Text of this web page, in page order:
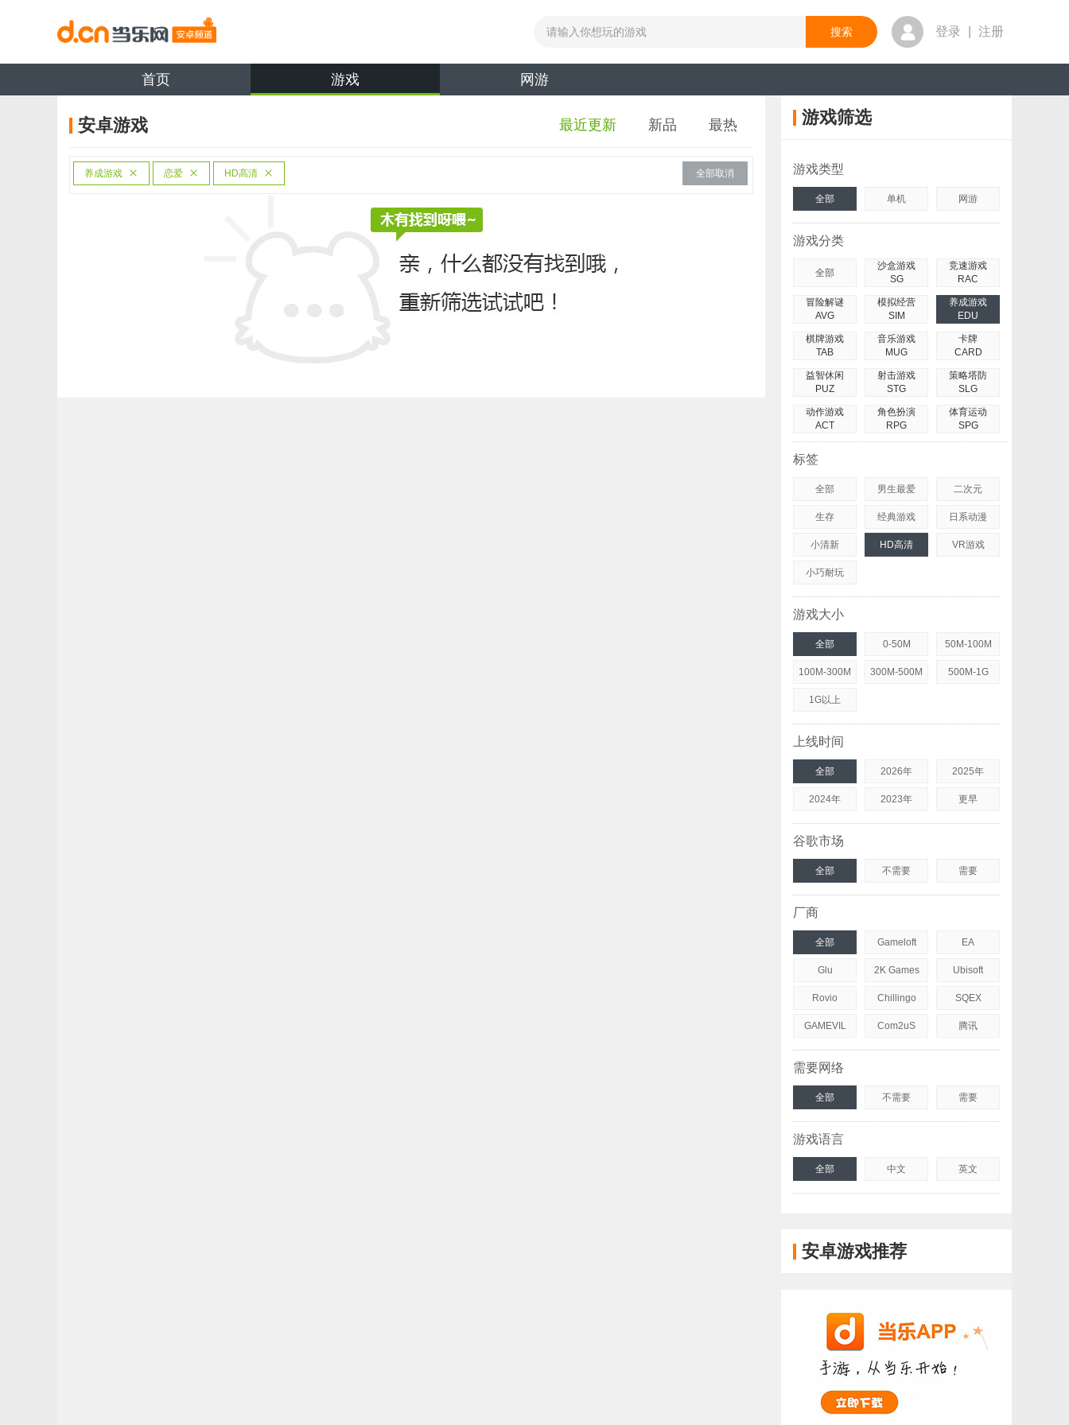
登录 注册
首页 游戏 网游
安卓游戏 最近更新 新品 最热
养成游戏 恋爱 HD高清 全部取消
游戏筛选
游戏类型
全部 单机 网游
游戏分类
全部
沙盒游戏
SG
竞速游戏
RAC
冒险解谜
AVG
模拟经营
SIM
养成游戏
EDU
棋牌游戏
TAB
音乐游戏
MUG
卡牌
CARD
益智休闲
PUZ
射击游戏
STG
策略塔防
SLG
动作游戏
ACT
角色扮演
RPG
体育运动
SPG
标签
全部 男生最爱 二次元
生存 经典游戏 日系动漫
小清新 HD高清 VR游戏
小巧耐玩
游戏大小
全部 0-50M 50M-100M
100M-300M 300M-500M 500M-1G
1G以上
上线时间
全部 2026年 2025年
2024年 2023年 更早
谷歌市场
全部 不需要 需要
厂商
全部 Gameloft EA
Glu 2K Games Ubisoft
Rovio Chillingo SQEX
GAMEVIL Com2uS 腾讯
需要网络
全部 不需要 需要
游戏语言
全部 中文 英文
安卓游戏推荐